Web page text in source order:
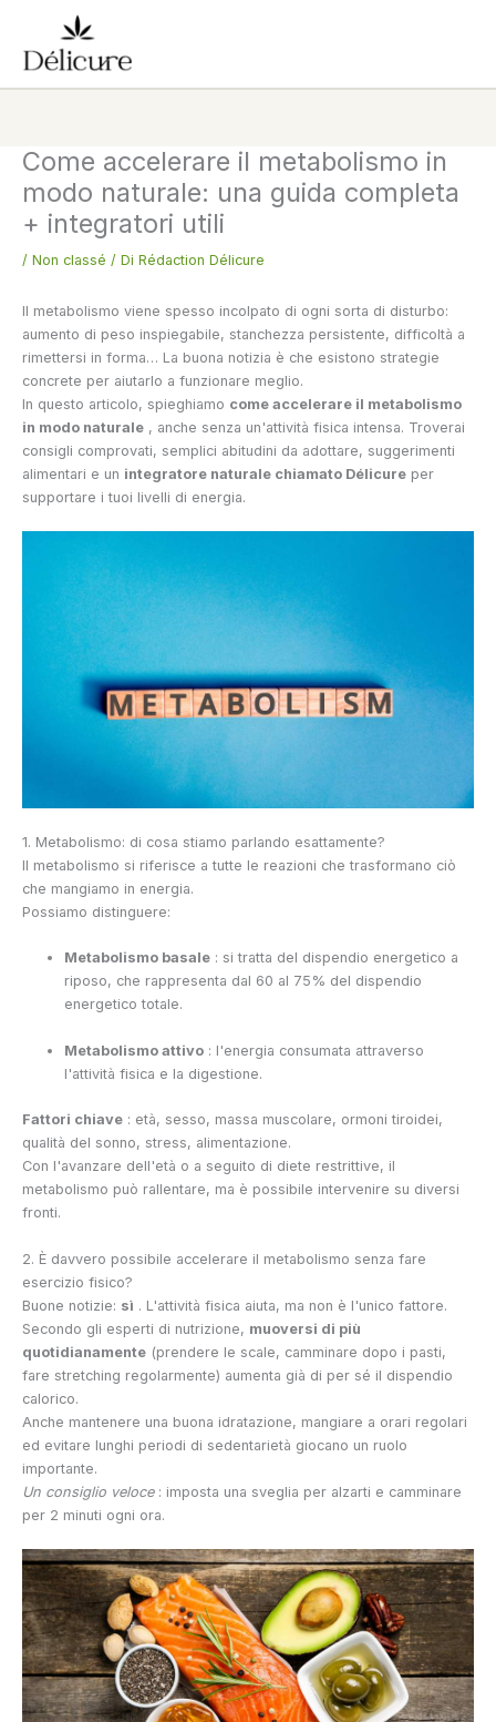
contenuto
Come accelerare il metabolismo in
modo naturale: una guida completa
+ integratori utili
/ Non classé / Di Rédaction Délicure
Il metabolismo viene spesso incolpato di ogni sorta di disturbo:
aumento di peso inspiegabile, stanchezza persistente, difficoltà a
rimettersi in forma… La buona notizia è che esistono strategie
concrete per aiutarlo a funzionare meglio.
In questo articolo, spieghiamo come accelerare il metabolismo
in modo naturale , anche senza un'attività fisica intensa. Troverai
consigli comprovati, semplici abitudini da adottare, suggerimenti
alimentari e un integratore naturale chiamato Délicure per
supportare i tuoi livelli di energia.
1. Metabolismo: di cosa stiamo parlando esattamente?
Il metabolismo si riferisce a tutte le reazioni che trasformano ciò
che mangiamo in energia.
Possiamo distinguere:
Metabolismo basale : si tratta del dispendio energetico a
riposo, che rappresenta dal 60 al 75% del dispendio
energetico totale.
Metabolismo attivo : l'energia consumata attraverso
l'attività fisica e la digestione.
Fattori chiave : età, sesso, massa muscolare, ormoni tiroidei,
qualità del sonno, stress, alimentazione.
Con l'avanzare dell'età o a seguito di diete restrittive, il
metabolismo può rallentare, ma è possibile intervenire su diversi
fronti.
2. È davvero possibile accelerare il metabolismo senza fare
esercizio fisico?
Buone notizie: sì . L'attività fisica aiuta, ma non è l'unico fattore.
Secondo gli esperti di nutrizione, muoversi di più
quotidianamente (prendere le scale, camminare dopo i pasti,
fare stretching regolarmente) aumenta già di per sé il dispendio
calorico.
Anche mantenere una buona idratazione, mangiare a orari regolari
ed evitare lunghi periodi di sedentarietà giocano un ruolo
importante.
Un consiglio veloce: imposta una sveglia per alzarti e camminare
per 2 minuti ogni ora.